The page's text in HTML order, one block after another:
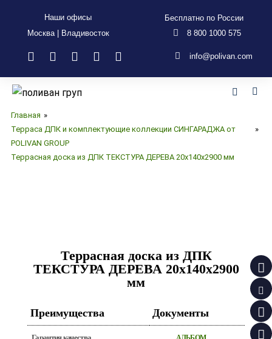
Наши офисы
Москва | Владивосток
Бесплатно по России
8 800 1000 575
info@polivan.com
Главная »
Терраса ДПК и комплектующие коллекции СИНГАРАДЖА от
POLIVAN GROUP
»
Террасная доска из ДПК ТЕКСТУРА ДЕРЕВА 20х140х2900 мм
Террасная доска из ДПК
ТЕКСТУРА ДЕРЕВА 20х140х2900
мм
Преимущества Документы